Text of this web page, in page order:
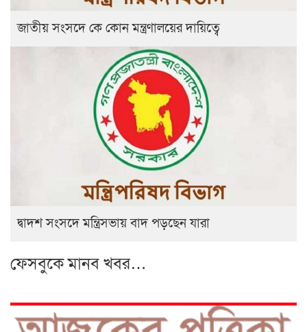
জাতীয় সংসদে কে কোন মন্ত্রণালয়ের দায়িত্বে
দ্বাদশ সংসদে মন্ত্রিসভায় বাদ পড়ছেন যারা
ফেসবুকে মানব খবর…